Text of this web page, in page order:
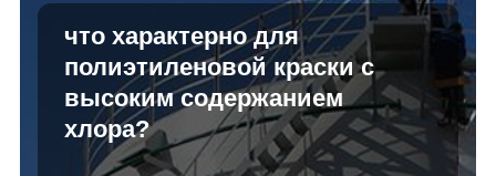
что характерно для
полиэтиленовой краски с
высоким содержанием
хлора?